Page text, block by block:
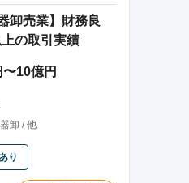
卸売業】財務良
の取引実績
10億円
卸 / 他
り